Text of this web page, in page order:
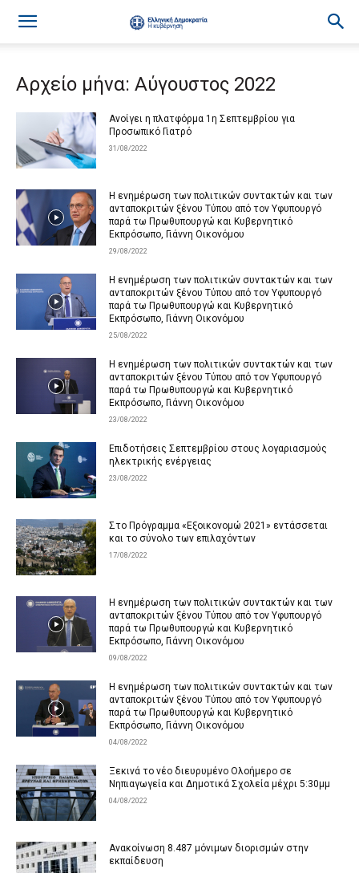
Αρχείο μήνα: Αύγουστος 2022
Ανοίγει η πλατφόρμα 1η Σεπτεμβρίου για
Προσωπικό Γιατρό
31/08/2022
Η ενημέρωση των πολιτικών συντακτών και των
ανταποκριτών ξένου Τύπου από τον Υφυπουργό
παρά τω Πρωθυπουργώ και Κυβερνητικό
Εκπρόσωπο, Γιάννη Οικονόμου
29/08/2022
Η ενημέρωση των πολιτικών συντακτών και των
ανταποκριτών ξένου Τύπου από τον Υφυπουργό
παρά τω Πρωθυπουργώ και Κυβερνητικό
Εκπρόσωπο, Γιάννη Οικονόμου
25/08/2022
Η ενημέρωση των πολιτικών συντακτών και των
ανταποκριτών ξένου Τύπου από τον Υφυπουργό
παρά τω Πρωθυπουργώ και Κυβερνητικό
Εκπρόσωπο, Γιάννη Οικονόμου
23/08/2022
Επιδοτήσεις Σεπτεμβρίου στους λογαριασμούς
ηλεκτρικής ενέργειας
23/08/2022
Στο Πρόγραμμα «Εξοικονομώ 2021» εντάσσεται
και το σύνολο των επιλαχόντων
17/08/2022
Η ενημέρωση των πολιτικών συντακτών και των
ανταποκριτών ξένου Τύπου από τον Υφυπουργό
παρά τω Πρωθυπουργώ και Κυβερνητικό
Εκπρόσωπο, Γιάννη Οικονόμου
09/08/2022
Η ενημέρωση των πολιτικών συντακτών και των
ανταποκριτών ξένου Τύπου από τον Υφυπουργό
παρά τω Πρωθυπουργώ και Κυβερνητικό
Εκπρόσωπο, Γιάννη Οικονόμου
04/08/2022
Ξεκινά το νέο διευρυμένο Ολοήμερο σε
Νηπιαγωγεία και Δημοτικά Σχολεία μέχρι 5:30μμ
04/08/2022
Ανακοίνωση 8.487 μόνιμων διορισμών στην
εκπαίδευση